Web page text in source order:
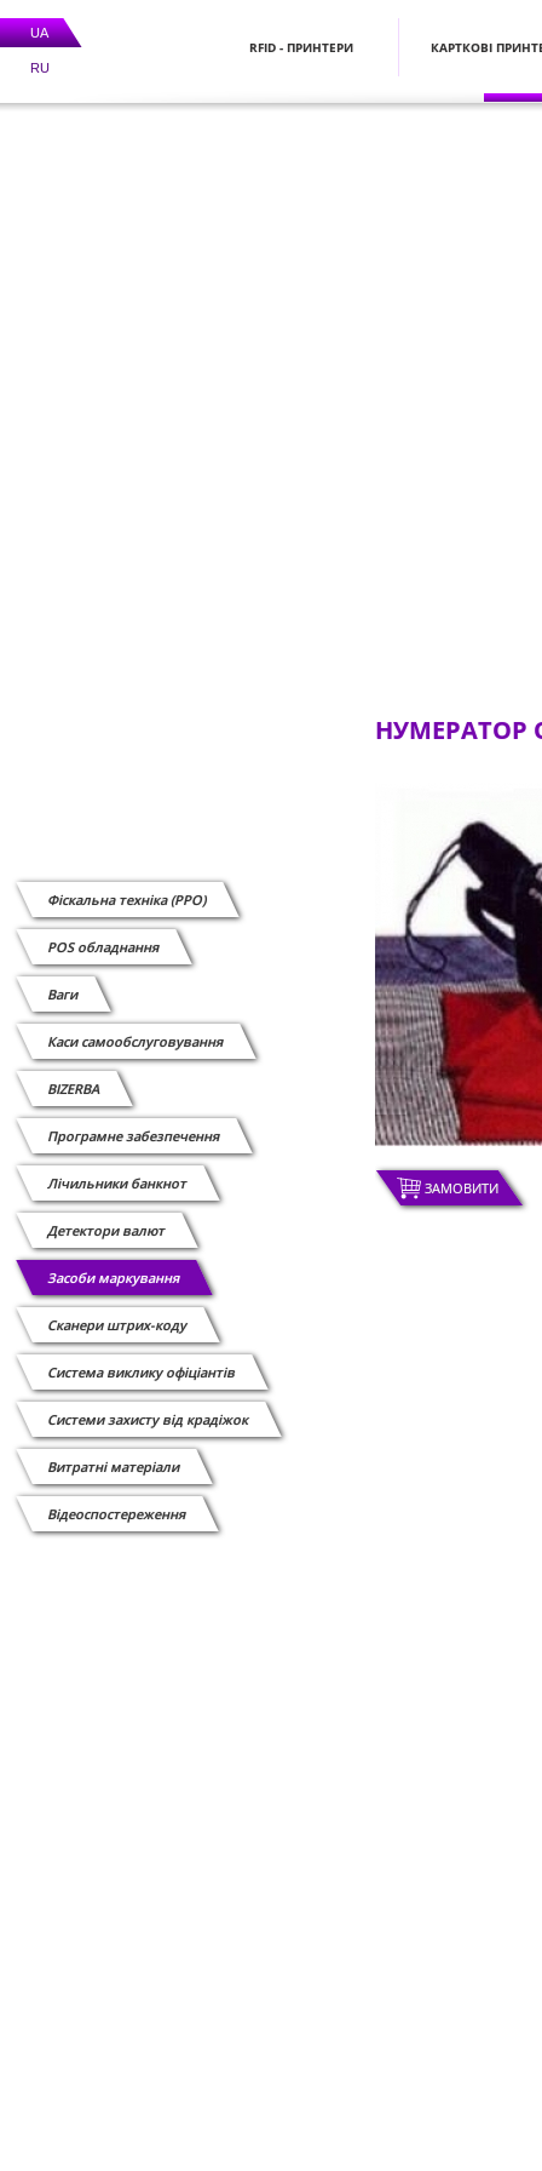
UA
RU
RFID - ПРИНТЕРИ КАРТКОВІ
Фіскальна техніка (РРО)
POS обладнання
Ваги
Каси самообслуговування
BIZERBA
Програмне забезпечення
Лічильники банкнот
Детектори валют
Засоби маркування
Сканери штрих-коду
Cистема виклику офіціантів
Системи захисту від крадіжок
Витратні матеріали
Відеоспостереження
НУМЕРАТОР
ЗАМОВИТИ